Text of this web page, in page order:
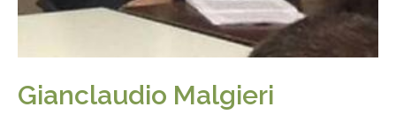
Gianclaudio Malgieri